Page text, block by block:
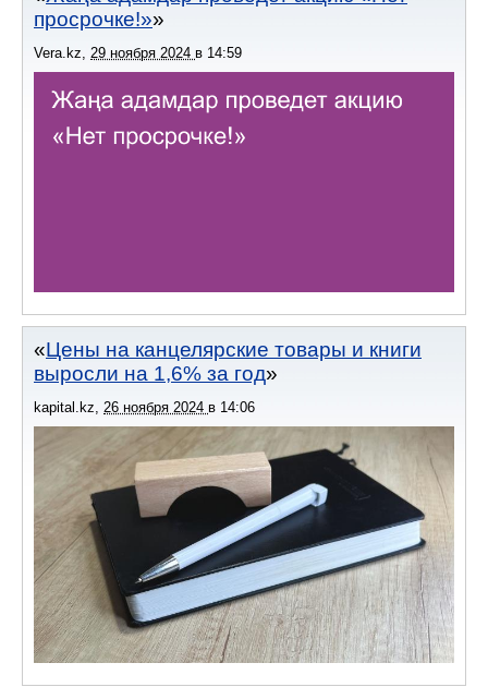
просрочке!»
Vera.kz, 29 ноября 2024 в 14:59
Цены на канцелярские товары и книги
выросли на 1,6% за год
kapital.kz, 26 ноября 2024 в 14:06